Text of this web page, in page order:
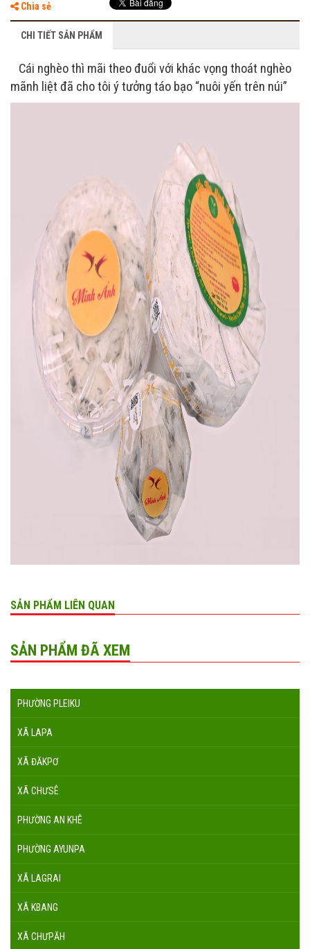
Chia sẻ
CHI TIẾT SẢN PHẨM
Cái nghèo thì mãi theo đuổi với khác vọng thoát nghèo
mãnh liệt đã cho tôi ý tưởng táo bạo “nuôi yến trên núi”
SẢN PHẨM LIÊN QUAN
SẢN PHẨM ĐÃ XEM
PHƯỜNG PLEIKU
XÃ LAPA
XÃ ĐĂKPƠ
XÃ CHƯSÊ
PHƯỜNG AN KHÊ
PHƯỜNG AYUNPA
XÃ LAGRAI
XÃ KBANG
XÃ CHƯPĂH